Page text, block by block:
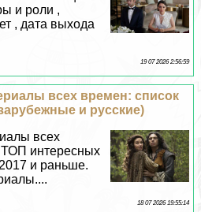
и роли ,
, дата выхода
19 07 2026 2:56:59
всех времен: список
и русские)
всех
ТОП интересных
и раньше.
18 07 2026 19:55:14